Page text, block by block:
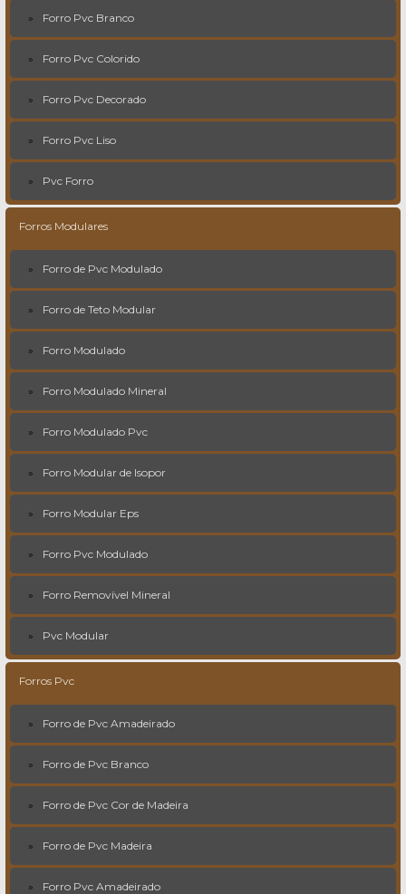
Forro Pvc Branco
Forro Pvc Colorido
Forro Pvc Decorado
Forro Pvc Liso
Pvc Forro
Forros Modulares
Forro de Pvc Modulado
Forro de Teto Modular
Forro Modulado
Forro Modulado Mineral
Forro Modulado Pvc
Forro Modular de Isopor
Forro Modular Eps
Forro Pvc Modulado
Forro Removível Mineral
Pvc Modular
Forros Pvc
Forro de Pvc Amadeirado
Forro de Pvc Branco
Forro de Pvc Cor de Madeira
Forro de Pvc Madeira
Forro Pvc Amadeirado